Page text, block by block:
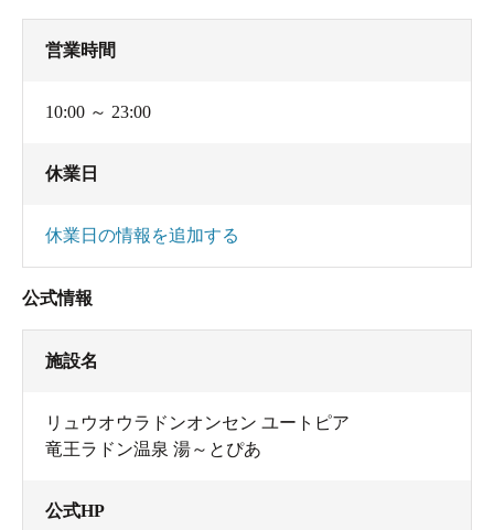
受付カウンターは入って右側
営業時間
10:00 ～ 23:00
休業日
休業日の情報を追加する
公式情報
施設名
リュウオウラドンオンセン ユートピア
竜王ラドン温泉 湯～とぴあ
公式HP